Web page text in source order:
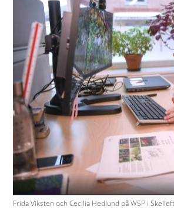
Frida Viksten och Cecilia Hedlund på WSP i